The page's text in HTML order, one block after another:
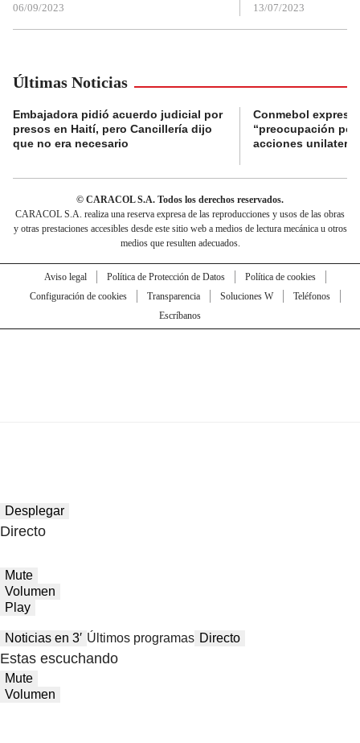
06/09/2023 13/07/2023
Últimas Noticias
Embajadora pidió acuerdo judicial por
presos en Haití, pero Cancillería dijo
que no era necesario
Conmebol expresó
“preocupación
acciones
© CARACOL S.A. Todos los derechos reservados.
CARACOL S.A. realiza una reserva expresa de las reproducciones y usos de las obras
y otras prestaciones accesibles desde este sitio web a medios de lectura mecánica u otros
medios que resulten adecuados.
Aviso legal Política de Protección de Datos
Política de cookies
Configuración de cookies
Transparencia Soluciones W
Teléfonos
Escríbanos
Desplegar
Directo
Mute
Volumen
Play
Noticias en 3′ Últimos programas Directo
Estas escuchando
Mute
Volumen